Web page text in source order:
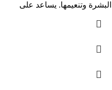
البشرة وتنعيمها. يساعد على